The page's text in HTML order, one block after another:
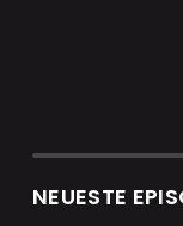
NEUESTE